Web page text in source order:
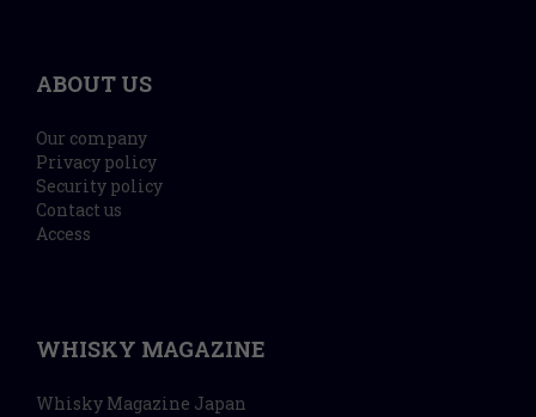
ABOUT US
Our company
Privacy policy
Security policy
Contact us
Access
WHISKY MAGAZINE
Whisky Magazine Japan